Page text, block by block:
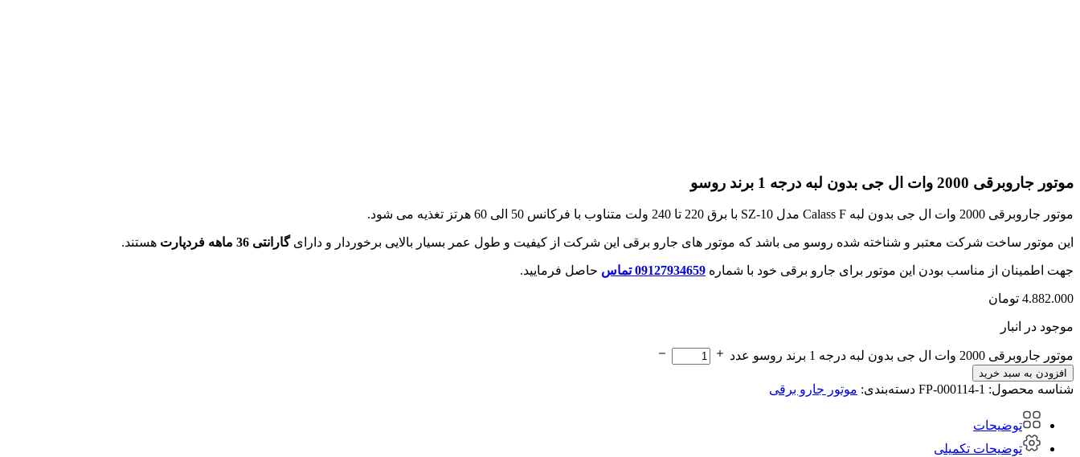
موتور جاروبرقی 2000 وات ال جی بدون لبه درجه 1 برند روسو
موتور جاروبرقی 2000 وات ال جی بدون لبه Calass F مدل SZ-10 با برق 220 تا 240 ولت متناوب با فرکانس 50 الی 60 هرتز تغذیه می شود.
این موتور ساخت شرکت معتبر و شناخته شده روسو می باشد که موتور های جارو برقی این شرکت از کیفیت و طول عمر بسیار بالایی برخوردار و دارای گارانتی 36 ماهه فردپارت هستند.
جهت اطمینان از مناسب بودن این موتور برای جارو برقی خود با شماره 09127934659 تماس حاصل فرمایید.
4.882.000 تومان
موجود در انبار
موتور جاروبرقی 2000 وات ال جی بدون لبه درجه 1 برند روسو عدد
افزودن به سبد خرید
شناسه محصول: FP-000114-1 دسته‌بندی: موتور جارو برقی
توضیحات
توضیحات تکمیلی